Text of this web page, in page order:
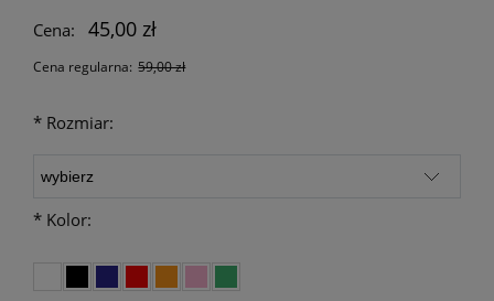
Cena:
45,00 zł
Cena regularna: 59,00 zł
* Rozmiar:
* Kolor: